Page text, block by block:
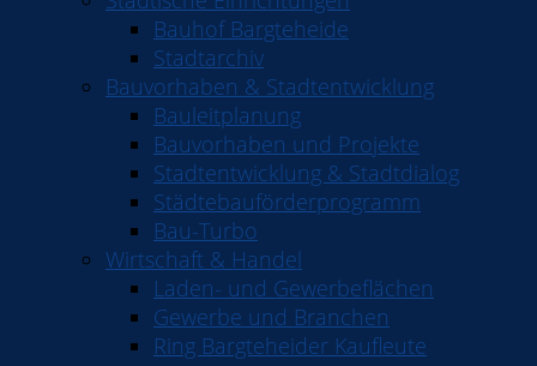
Bauhof Bargteheide
Stadtarchiv
Bauvorhaben & Stadtentwicklung
Bauleitplanung
Bauvorhaben und Projekte
Stadtentwicklung & Stadtdialog
Städtebauförderprogramm
Bau-Turbo
Wirtschaft & Handel
Laden- und Gewerbeflächen
Gewerbe und Branchen
Ring Bargteheider Kaufleute